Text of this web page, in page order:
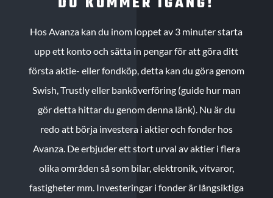
Hos Avanza kan du inom loppet av 3 minuter starta
upp ett konto och sätta in pengar för att göra ditt
första aktie- eller fondköp, detta kan du göra genom
Swish, Trustly eller banköverföring (guide hur man
gör detta hittar du genom denna länk). Nu är du
redo att börja investera i aktier och fonder hos
Avanza. De erbjuder ett stort urval av aktier i flera
olika områden så som bilar, elektronik, vitvaror,
fastigheter mm. Investeringar i fonder är långsiktiga